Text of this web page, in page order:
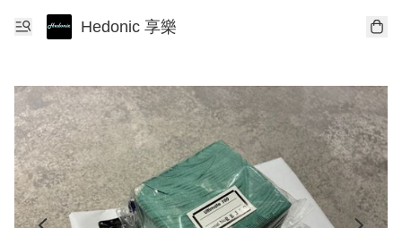
Hedonic 享樂